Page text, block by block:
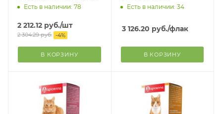
25 мл
Есть в наличии: 78
2 212.12 руб./шт
2 304.29руб. -4%
В КОРЗИНУ
мочевыделительной
Есть в наличии: 34
3 126.20 руб./флак
В КОРЗИНУ